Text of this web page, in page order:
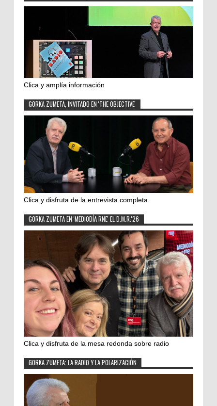
Clica y amplía información
GORKA ZUMETA, INVITADO EN 'THE OBJECTIVE'
Clica y disfruta de la entrevista completa
GORKA ZUMETA EN 'MEDIODÍA RNE' EL D.M.R.'26
Clica y disfruta de la mesa redonda sobre radio
GORKA ZUMETA: LA RADIO Y LA POLARIZACIÓN